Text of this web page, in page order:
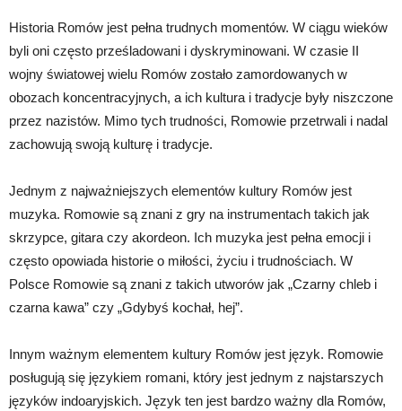
Historia Romów jest pełna trudnych momentów. W ciągu wieków
byli oni często prześladowani i dyskryminowani. W czasie II
wojny światowej wielu Romów zostało zamordowanych w
obozach koncentracyjnych, a ich kultura i tradycje były niszczone
przez nazistów. Mimo tych trudności, Romowie przetrwali i nadal
zachowują swoją kulturę i tradycje.
Jednym z najważniejszych elementów kultury Romów jest
muzyka. Romowie są znani z gry na instrumentach takich jak
skrzypce, gitara czy akordeon. Ich muzyka jest pełna emocji i
często opowiada historie o miłości, życiu i trudnościach. W
Polsce Romowie są znani z takich utworów jak „Czarny chleb i
czarna kawa” czy „Gdybyś kochał, hej”.
Innym ważnym elementem kultury Romów jest język. Romowie
posługują się językiem romani, który jest jednym z najstarszych
języków indoaryjskich. Język ten jest bardzo ważny dla Romów,